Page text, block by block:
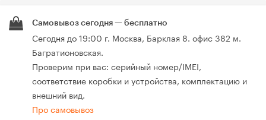
Самовывоз сегодня — бесплатно
Сегодня до 19:00 г. Москва, Барклая 8. офис 382 м.
Багратионовская.
Проверим при вас: серийный номер/IMEI,
соответствие коробки и устройства, комплектацию и
внешний вид.
Про самовывоз